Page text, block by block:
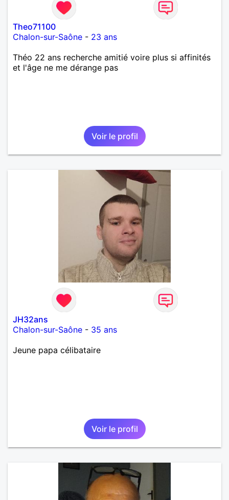
Theo71100
Chalon-sur-Saône - 23 ans
Théo 22 ans recherche amitié voire plus si affinités
et l'âge ne me dérange pas
Voir le profil
JH32ans
Chalon-sur-Saône - 35 ans
Jeune papa célibataire
Voir le profil